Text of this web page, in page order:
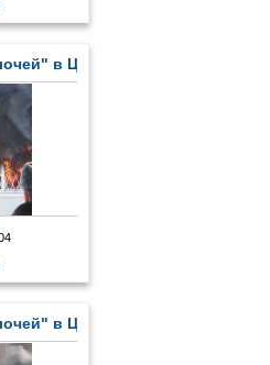
в Цыгановке - 2
в Цыгановке